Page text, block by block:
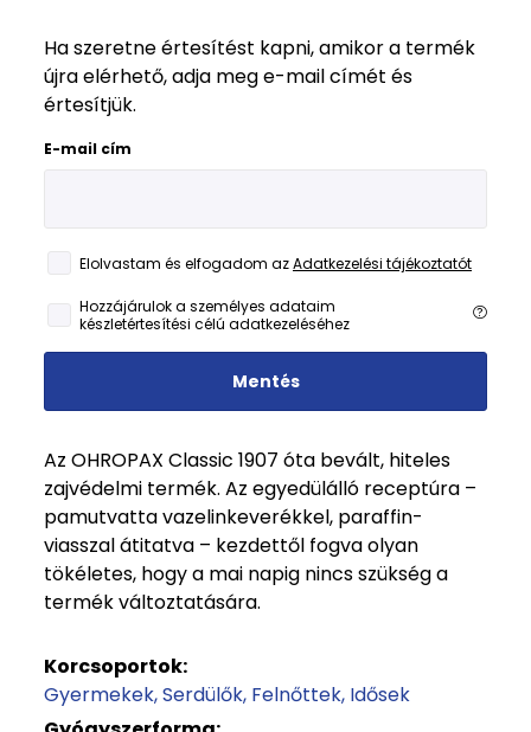
Ha szeretne értesítést kapni, amikor a termék
újra elérhető, adja meg e-mail címét és
értesítjük.
E-mail cím
Elolvastam és elfogadom azAdatkezelési tájékoztatót
Hozzájárulok a személyes adataim
készletértesítési célú adatkezeléséhez
Mentés
Az OHROPAX Classic 1907 óta bevált, hiteles
zajvédelmi termék. Az egyedülálló receptúra –
pamutvatta vazelinkeverékkel, paraffin-
viasszal átitatva – kezdettől fogva olyan
tökéletes, hogy a mai napig nincs szükség a
termék változtatására.
Korcsoportok:
Gyermekek Serdülők Felnőttek Idősek